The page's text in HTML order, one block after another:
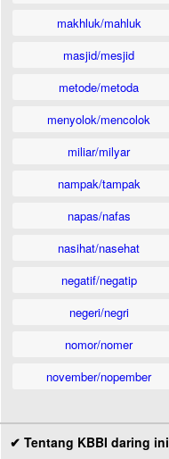
makhluk/mahluk
masjid/mesjid
metode/metoda
menyolok/mencolok
miliar/milyar
nampak/tampak
napas/nafas
nasihat/nasehat
negatif/negatip
negeri/negri
nomor/nomer
november/nopember
✔ Tentang KBBI daring ini